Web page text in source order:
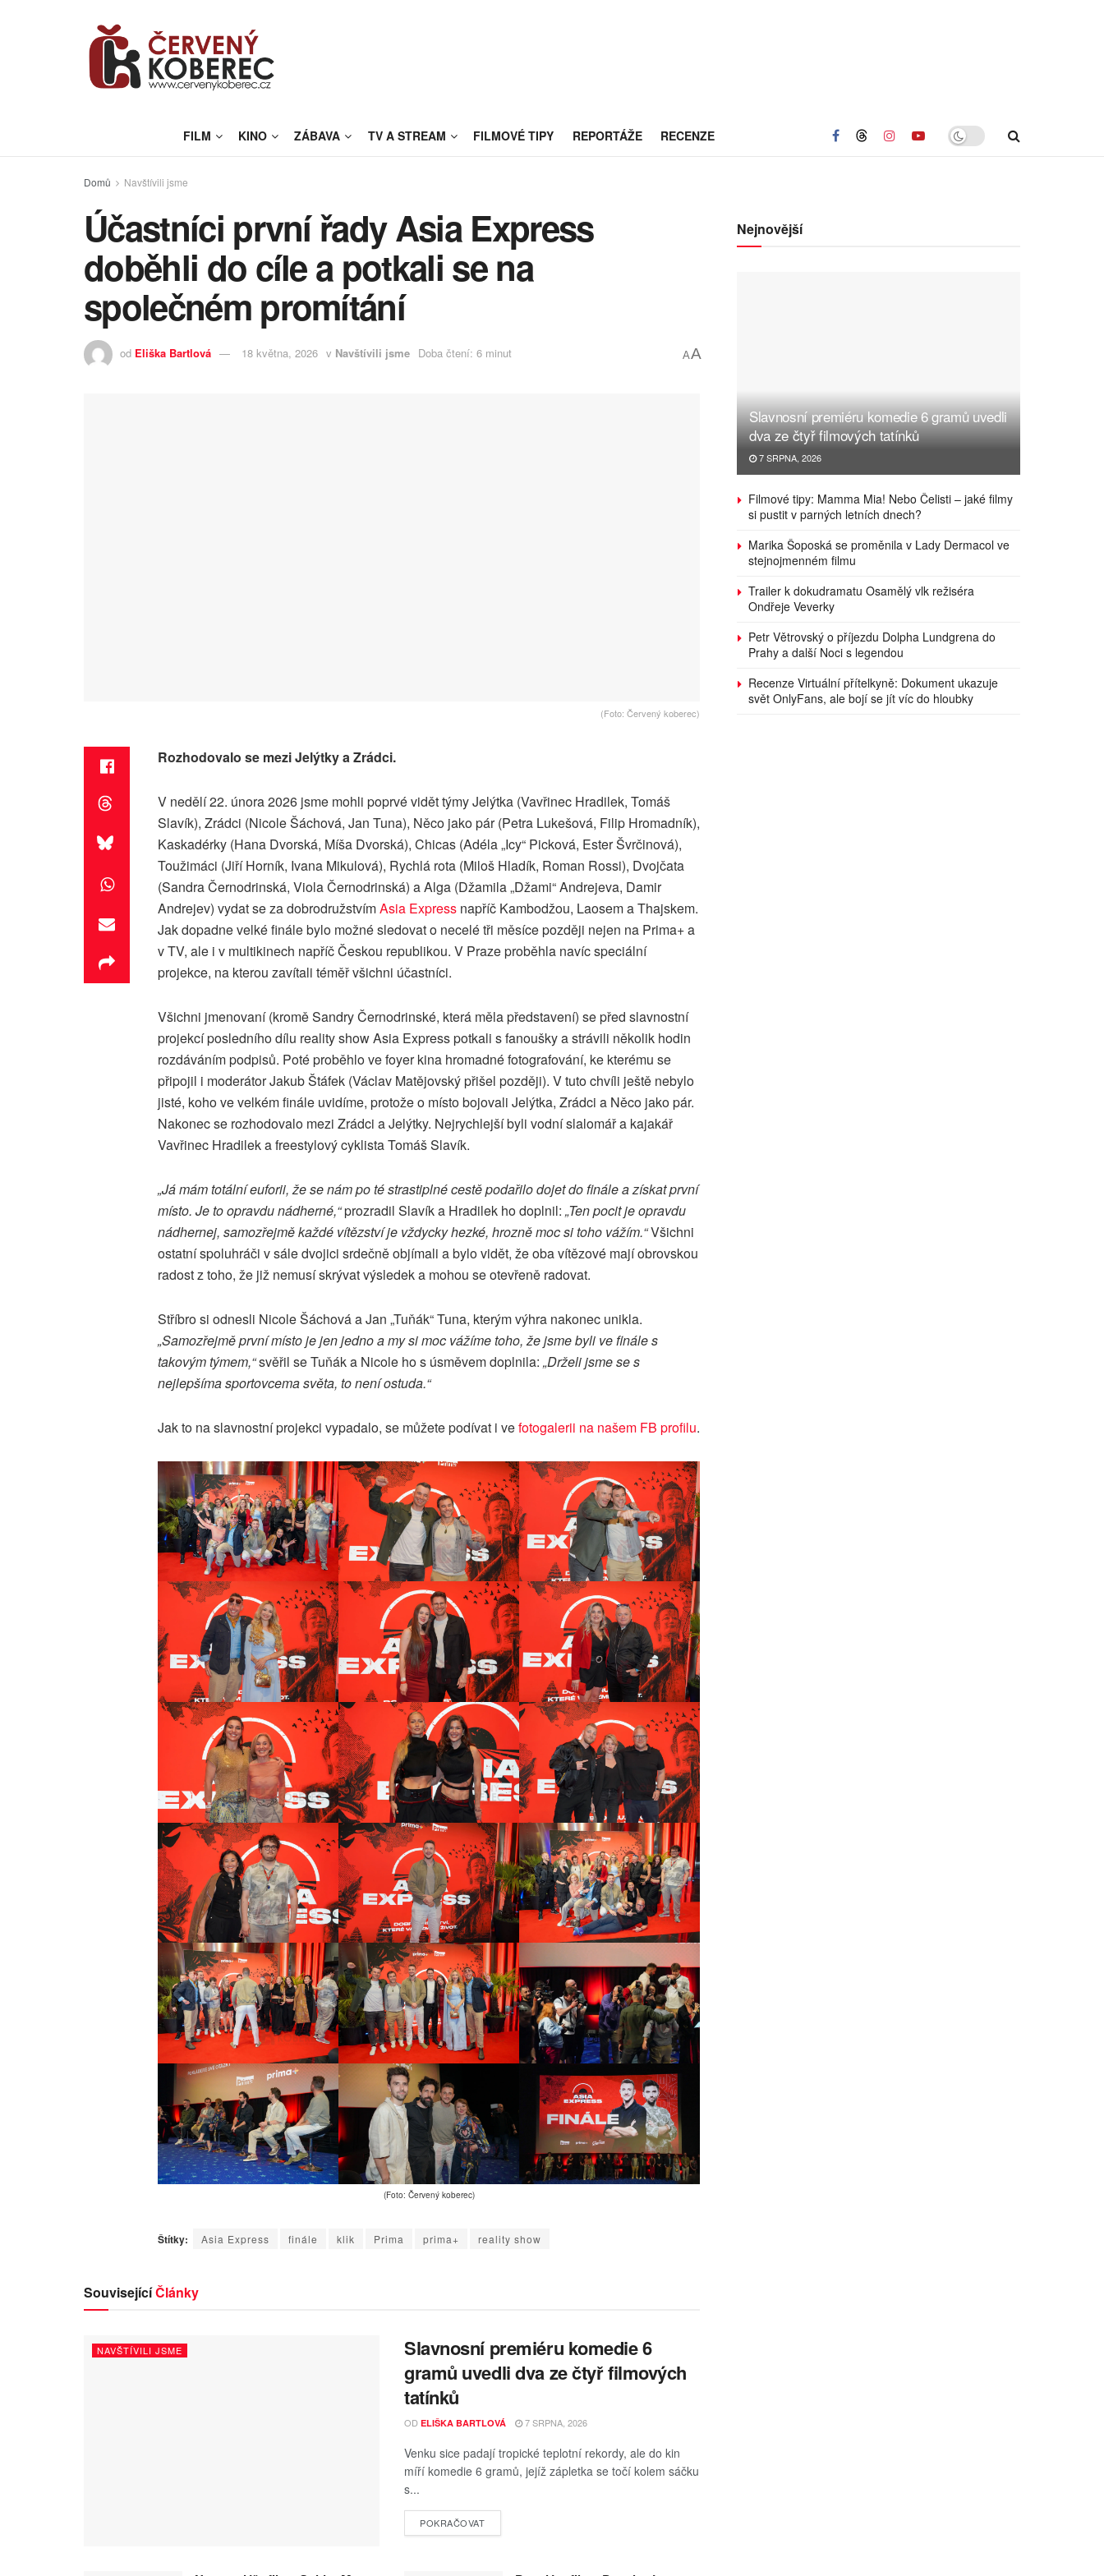
FILM KINO ZÁBAVA TV A STREAM FILMOVÉ TIPY REPORTÁŽE RECENZE
Domů Navštívili jsme
Účastníci první řady Asia Express
doběhli do cíle a potkali se na
společném promítání
od Eliška Bartlová 18 května, 2026 v Navštívili jsme Doba čtení: 6 minut AA
(Foto: Červený koberec)
Rozhodovalo se mezi Jelýtky a Zrádci.
V nedělí 22. února 2026 jsme mohli poprvé vidět týmy Jelýtka (Vavřinec Hradilek, Tomáš
Slavík), Zrádci (Nicole Šáchová, Jan Tuna), Něco jako pár (Petra Lukešová, Filip Hromadník),
Kaskadérky (Hana Dvorská, Míša Dvorská), Chicas (Adéla „Icy“ Picková, Ester Švrčinová),
Toužimáci (Jiří Horník, Ivana Mikulová), Rychlá rota (Miloš Hladík, Roman Rossi), Dvojčata
(Sandra Černodrinská, Viola Černodrinská) a Alga (Džamila „Džami“ Andrejeva, Damir
Andrejev) vydat se za dobrodružstvímAsia Express napříč Kambodžou, Laosem a Thajskem.
Jak dopadne velké finále bylo možné sledovat o necelé tři měsíce později nejen na Prima+ a
v TV, ale i v multikinech napříč Českou republikou. V Praze proběhla navíc speciální
projekce, na kterou zavítali téměř všichni účastníci.
Všichni jmenovaní (kromě Sandry Černodrinské, která měla představení) se před slavnostní
projekcí posledního dílu reality show Asia Express potkali s fanoušky a strávili několik hodin
rozdáváním podpisů. Poté proběhlo ve foyer kina hromadné fotografování, ke kterému se
připojil i moderátor Jakub Štáfek (Václav Matějovský přišel později). V tuto chvíli ještě nebylo
jisté, koho ve velkém finále uvidíme, protože o místo bojovali Jelýtka, Zrádci a Něco jako pár.
Nakonec se rozhodovalo mezi Zrádci a Jelýtky. Nejrychlejší byli vodní slalomář a kajakář
Vavřinec Hradilek a freestylový cyklista Tomáš Slavík.
„Já mám totální euforii, že se nám po té strastiplné cestě podařilo dojet do finále a získat první
místo. Je to opravdu nádherné,“prozradil Slavík a Hradilek ho doplnil: „Ten pocit je opravdu
nádhernej, samozřejmě každé vítězství je vždycky hezké, hrozně moc si toho vážím.“Všichni
ostatní spoluhráči v sále dvojici srdečně objímali a bylo vidět, že oba vítězové mají obrovskou
radost z toho, že již nemusí skrývat výsledek a mohou se otevřeně radovat.
Stříbro si odnesli Nicole Šáchová a Jan „Tuňák“ Tuna, kterým výhra nakonec unikla.
„Samozřejmě první místo je jen jedno a my si moc vážíme toho, že jsme byli ve finále s
takovým týmem,“svěřil se Tuňák a Nicole ho s úsměvem doplnila: „Drželi jsme se s
nejlepšíma sportovcema světa, to není ostuda.“
Jak to na slavnostní projekci vypadalo, se můžete podívat i vefotogalerii na našem FB profilu.
(Foto: Červený koberec)
Štítky: Asia Express finále klik Prima prima+ reality show
SouvisejícíČlánky
NAVŠTÍVILI JSME
Slavnosní premiéru komedie 6
gramů uvedli dva ze čtyř filmových
tatínků
OD ELIŠKA BARTLOVÁ 7 SRPNA, 2026
Venku sice padají tropické teplotní rekordy, ale do kin
míří komedie 6 gramů, jejíž zápletka se točí kolem sáčku
s...
POKRAČOVAT
Nejnovější
Slavnosní premiéru komedie 6 gramů uvedli
dva ze čtyř filmových tatínků
7 SRPNA, 2026
Filmové tipy: Mamma Mia! Nebo Čelisti – jaké filmy
si pustit v parných letních dnech?
Marika Šoposká se proměnila v Lady Dermacol ve
stejnojmenném filmu
Trailer k dokudramatu Osamělý vlk režiséra
Ondřeje Veverky
Petr Větrovský o příjezdu Dolpha Lundgrena do
Prahy a další Noci s legendou
Recenze Virtuální přítelkyně: Dokument ukazuje
svět OnlyFans, ale bojí se jít víc do hloubky